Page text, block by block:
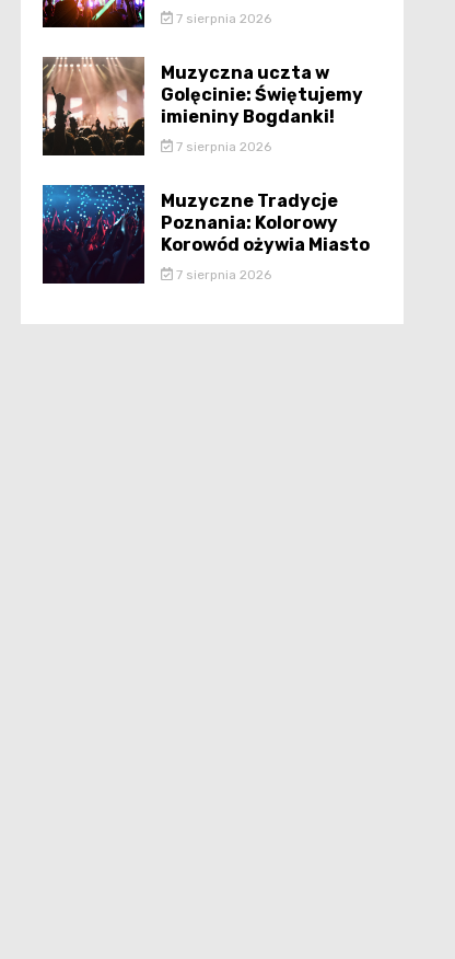
7 sierpnia 2026
Muzyczna uczta w
Golęcinie: Świętujemy
imieniny Bogdanki!
7 sierpnia 2026
Muzyczne Tradycje
Poznania: Kolorowy
Korowód ożywia Miasto
7 sierpnia 2026